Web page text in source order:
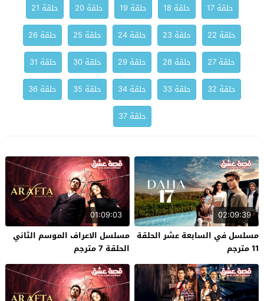
حلقة 17
حلقة 18 حلقة 19 حلقة 20
حلقة 21
حلقة 22
حلقة 23 حلقة 24 حلقة 25
حلقة 26
حلقة 27
حلقة 28 حلقة 29 حلقة 30
حلقة 31
حلقة 32
حلقة 33 حلقة 34 حلقة 35
حلقة 36
حلقة 37
02:09:39
مسلسل في السابعة عشر الحلقة
11 مترجم
01:09:03
مسلسل الاعراف الموسم الثاني
الحلقة 7 مترجم